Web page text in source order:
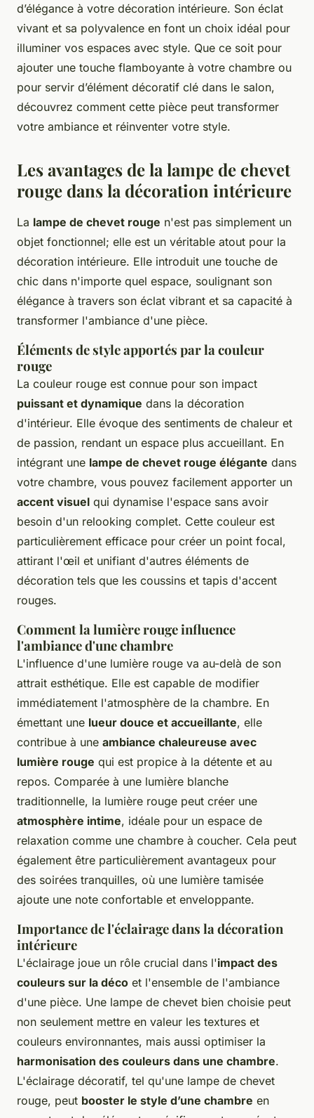
d’élégance à votre décoration intérieure. Son éclat
vivant et sa polyvalence en font un choix idéal pour
illuminer vos espaces avec style. Que ce soit pour
ajouter une touche flamboyante à votre chambre ou
pour servir d’élément décoratif clé dans le salon,
découvrez comment cette pièce peut transformer
votre ambiance et réinventer votre style.
Les avantages de la lampe de chevet
rouge dans la décoration intérieure
La lampe de chevet rouge n'est pas simplement un
objet fonctionnel; elle est un véritable atout pour la
décoration intérieure. Elle introduit une touche de
chic dans n'importe quel espace, soulignant son
élégance à travers son éclat vibrant et sa capacité à
transformer l'ambiance d'une pièce.
Éléments de style apportés par la couleur
rouge
La couleur rouge est connue pour son impact
puissant et dynamique dans la décoration
d'intérieur. Elle évoque des sentiments de chaleur et
de passion, rendant un espace plus accueillant. En
intégrant une lampe de chevet rouge élégante dans
votre chambre, vous pouvez facilement apporter un
accent visuel qui dynamise l'espace sans avoir
besoin d'un relooking complet. Cette couleur est
particulièrement efficace pour créer un point focal,
attirant l'œil et unifiant d'autres éléments de
décoration tels que les coussins et tapis d'accent
rouges.
Comment la lumière rouge influence
l'ambiance d'une chambre
L'influence d'une lumière rouge va au-delà de son
attrait esthétique. Elle est capable de modifier
immédiatement l'atmosphère de la chambre. En
émettant une lueur douce et accueillante, elle
contribue à une ambiance chaleureuse avec
lumière rouge qui est propice à la détente et au
repos. Comparée à une lumière blanche
traditionnelle, la lumière rouge peut créer une
atmosphère intime, idéale pour un espace de
relaxation comme une chambre à coucher. Cela peut
également être particulièrement avantageux pour
des soirées tranquilles, où une lumière tamisée
ajoute une note confortable et enveloppante.
Importance de l'éclairage dans la décoration
intérieure
L'éclairage joue un rôle crucial dans l'impact des
couleurs sur la déco et l'ensemble de l'ambiance
d'une pièce. Une lampe de chevet bien choisie peut
non seulement mettre en valeur les textures et
couleurs environnantes, mais aussi optimiser la
harmonisation des couleurs dans une chambre.
L'éclairage décoratif, tel qu'une lampe de chevet
rouge, peut booster le style d’une chambre en